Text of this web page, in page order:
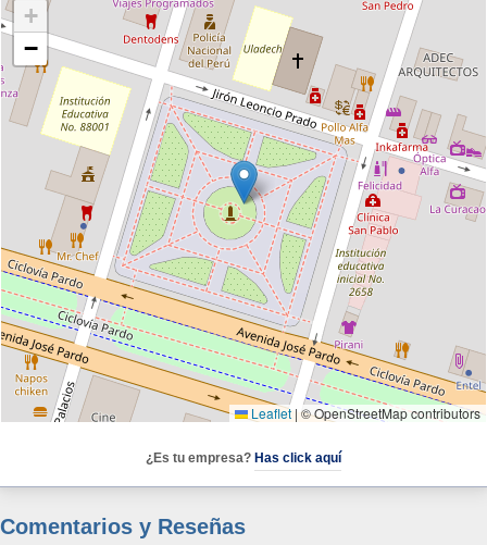
+
−
Leaflet | © OpenStreetMap contributors
¿Es tu empresa? Has click aquí
Comentarios y Reseñas